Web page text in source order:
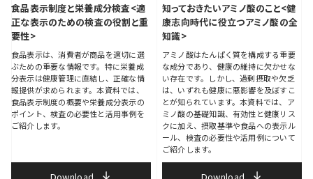
食品表示制度と栄養成分検査<適
正な表示のための検査の役割と重
要性>
食品表示は、消費者が商品を適切に選
ぶための重要な情報です。特に栄養成
分表示は健康管理に直結し、正確な情
報提供が求められます。本資料では、
食品表示制度の概要や栄養成分表示の
ポイント、検査の必要性と活用事例を
ご紹介します。
Download
知っておきたいアミノ酸のこと<健
康志向時代に役立つアミノ酸の全
知識>
アミノ酸はたんぱく質を構成する重要
な成分であり、健康の維持に欠かせな
い存在です。しかし、過剰摂取や欠乏
は、いずれも健康に悪影響を及ぼすこ
とが知られています。本資料では、ア
ミノ酸の基礎知識、有効性と健康リス
クに加え、摂取基準や食品への表示ル
ール、検査の必要性や活用例について
ご紹介します。
Download